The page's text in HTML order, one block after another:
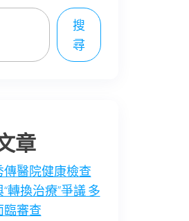
搜
尋
章
傳醫院健康檢查
轉換治療”爭議 多
臨審查